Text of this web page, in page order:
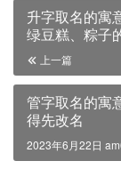
升字取名的寓
绿豆糕、粽子
上一篇
管字取名的寓
得先改名
2023年6月22日